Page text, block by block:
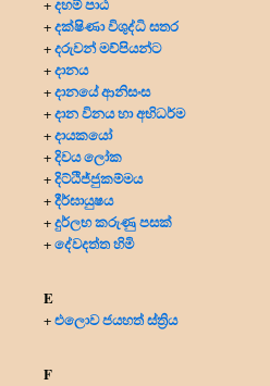
+
+දක්ෂිණා විශුද්ධි සතර
+දරුවන් මව්පියන්ට
+දානය
+දානයේ ආනිසංස
+දාන විනය හා අභිධර්ම
+දායකයෝ
+දිවය ලෝක
+දිට්ඨිජ්ජුකම්මය
+දීර්ඝායුෂය
+දුර්ලභ කරුණු පසක්
+දේවදත්ත හිමි
E
+එලොව ජයහත් ස්ත්‍රිය
F